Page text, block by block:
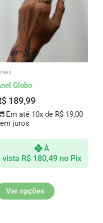
Globo
189,99
Em até 10x de R$19,00
juros
À
vista R$ 180,49 no Pix
Ver opções
várias
variantes.
As
do